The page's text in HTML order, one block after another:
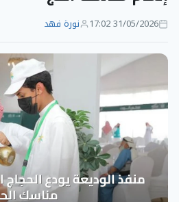
31/05/2026 17:02 نورة فهد